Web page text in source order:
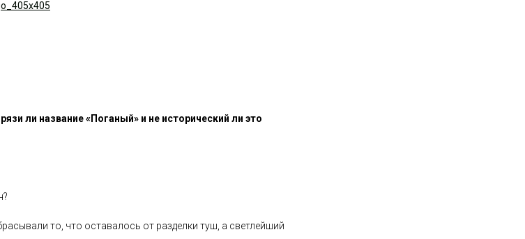
ли название «Поганый» и не исторический ли это
то, что оставалось от разделки туш, а светлейший